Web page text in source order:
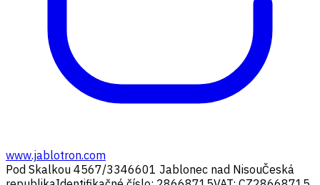
www.jablotron.com
Pod Skalkou 4567/3346601 Jablonec nad NisouČeská